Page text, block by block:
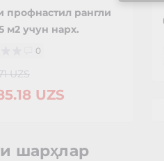
профнастил рангли
м2 учун нарх.
0
UZS
UZS
шарҳлар